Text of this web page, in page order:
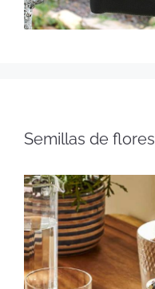
Semillas de flores